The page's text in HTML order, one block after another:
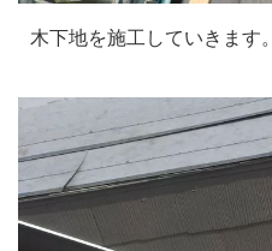
木下地を施工していきます。